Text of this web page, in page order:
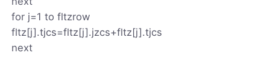
for j=1 to fltzrow
fltz[j].tjcs=fltz[j].jzcs+fltz[j].tjcs
next